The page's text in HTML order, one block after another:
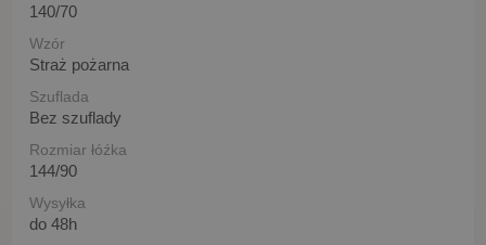
140/70
Wzór
Straż pożarna
Szuflada
Bez szuflady
Rozmiar łóźka
144/90
Wysyłka
do 48h